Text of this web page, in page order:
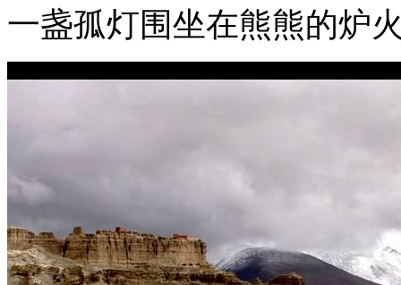
一盏孤灯围坐在熊熊的炉